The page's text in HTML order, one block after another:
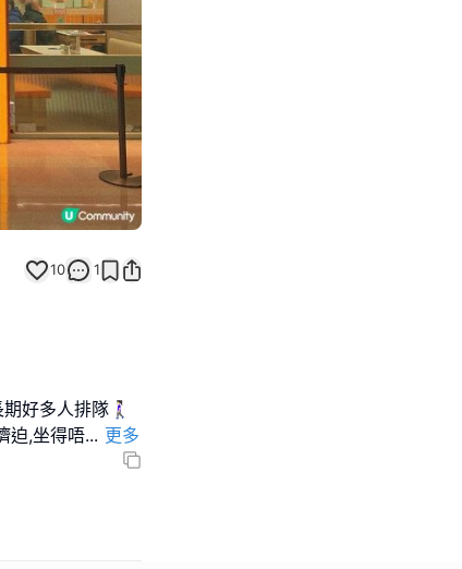
10 1
多人排隊🚶🏻‍♀️
迫,坐得唔... 更多